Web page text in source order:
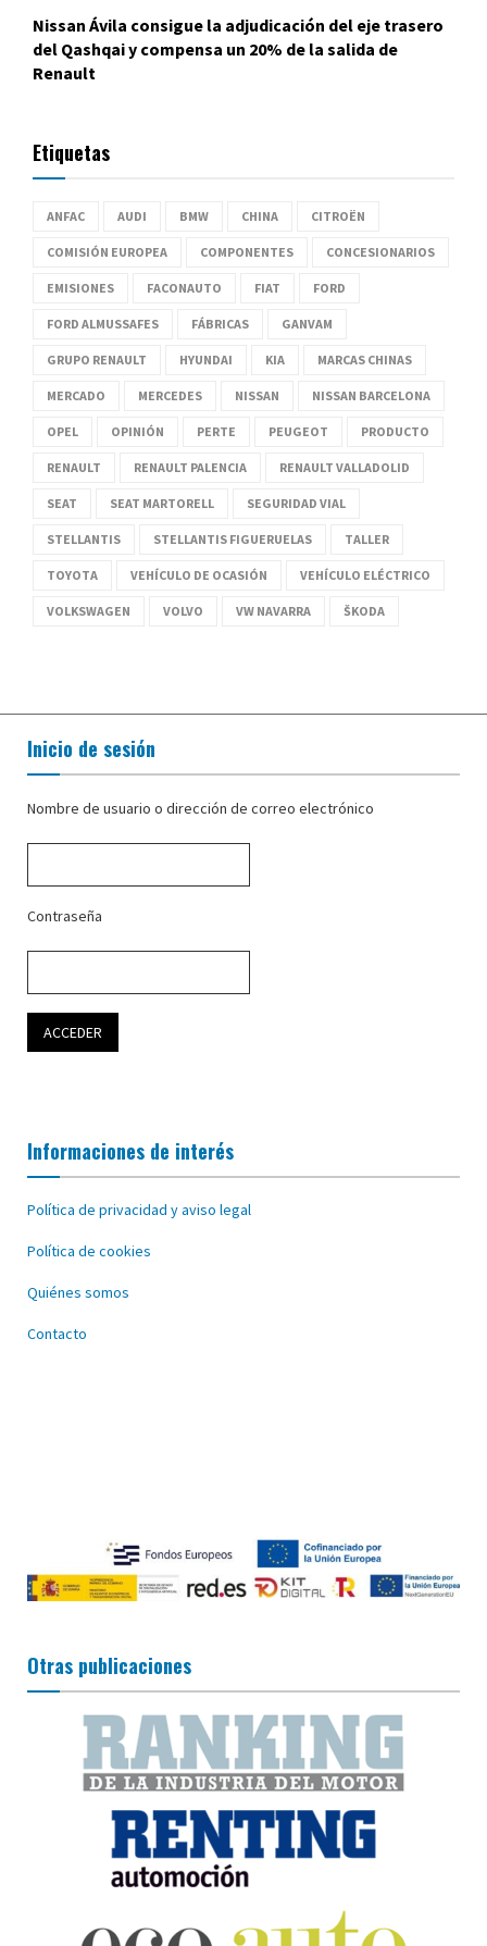
Nissan Ávila consigue la adjudicación del eje trasero
del Qashqai y compensa un 20% de la salida de
Renault
Etiquetas
ANFAC AUDI BMW CHINA CITROËN
COMISIÓN EUROPEA COMPONENTES CONCESIONARIOS
EMISIONES FACONAUTO FIAT FORD
FORD ALMUSSAFES FÁBRICAS GANVAM
GRUPO RENAULT HYUNDAI KIA MARCAS CHINAS
MERCADO MERCEDES NISSAN NISSAN BARCELONA
OPEL OPINIÓN PERTE PEUGEOT PRODUCTO
RENAULT RENAULT PALENCIA RENAULT VALLADOLID
SEAT SEAT MARTORELL SEGURIDAD VIAL
STELLANTIS STELLANTIS FIGUERUELAS TALLER
TOYOTA VEHÍCULO DE OCASIÓN VEHÍCULO ELÉCTRICO
VOLKSWAGEN VOLVO VW NAVARRA ŠKODA
Inicio de sesión
Nombre de usuario o dirección de correo electrónico
Contraseña
Informaciones de interés
Política de privacidad y aviso legal
Política de cookies
Quiénes somos
Contacto
Otras publicaciones